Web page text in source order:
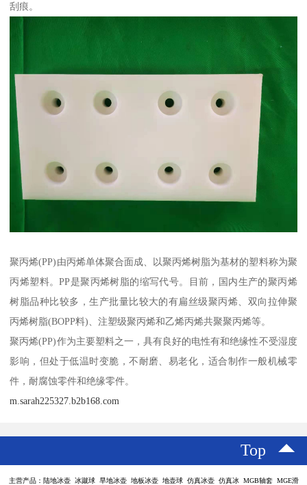
刮痕。
聚丙烯(PP)由丙烯单体聚合面成、以聚丙烯树脂为基材的塑料称为聚
丙烯塑料。PP是聚丙烯树脂的缩写代号。目前，国内生产的聚丙烯
树脂品种比较多，生产批量比较大的有扁丝级聚丙烯、双向拉伸聚
丙烯树脂(BOPP料)、注塑级聚丙烯和乙烯丙烯共聚聚丙烯等。
聚丙烯(PP)作为主要塑料之一，具有良好的电性有和绝缘性不受湿度
影响，但处于低温时变脆，不耐磨、易老化，适合制作一般机械零
件，耐腐蚀零件和绝缘零件。
m.sarah225327.b2b168.com
Top
主营产品：陆地冰壶 冰蹴球 旱地冰壶 地板冰壶 地壶球 仿真冰壶 仿真冰 MGB轴套 MGE滑